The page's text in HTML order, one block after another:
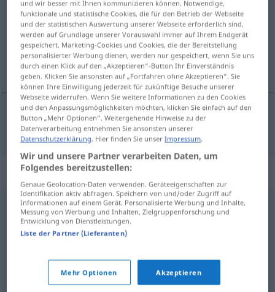
Übersicht aller Übersetzungen
(Für mehr Details die Übersetzung anklicken/antippen)
Fracht
Frachtf fracht
Synonyme für "fracht"
ładunek
und wir besser mit Ihnen kommunizieren können. Notwendige,
funktionale und statistische Cookies, die für den Betrieb der Webseite
und der statistischen Auswertung unserer Webseite erforderlich sind,
werden auf Grundlage unserer Vorauswahl immer auf Ihrem Endgerät
gespeichert. Marketing-Cookies und Cookies, die der Bereitstellung
personalisierter Werbung dienen, werden nur gespeichert, wenn Sie uns
durch einen Klick auf den „Akzeptieren“-Button Ihr Einverständnis
geben. Klicken Sie ansonsten auf „Fortfahren ohne Akzeptieren“. Sie
können Ihre Einwilligung jederzeit für zukünftige Besuche unserer
Webseite widerrufen. Wenn Sie weitere Informationen zu den Cookies
und den Anpassungsmöglichkeiten möchten, klicken Sie einfach auf den
Button „Mehr Optionen“. Weitergehende Hinweise zu der
Datenverarbeitung entnehmen Sie ansonsten unserer
Datenschutzerklärung. Hier finden Sie unserImpressum.
Wir und unsere Partner verarbeiten Daten, um
Folgendes bereitzustellen:
Genaue Geolocation-Daten verwenden. Geräteeigenschaften zur
Identifikation aktiv abfragen. Speichern von und/oder Zugriff auf
Informationen auf einem Gerät. Personalisierte Werbung und Inhalte,
Messung von Werbung und Inhalten, Zielgruppenforschung und
Entwicklung von Dienstleistungen.
Liste der Partner (Lieferanten)
Mehr Optionen Akzeptieren